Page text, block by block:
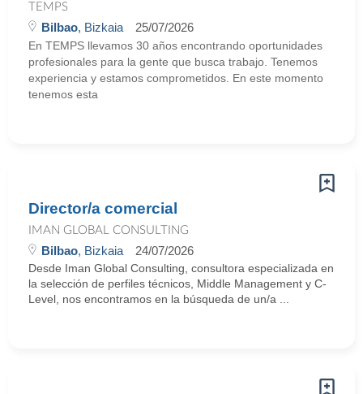
TEMPS
Bilbao, Bizkaia 25/07/2026
En TEMPS llevamos 30 años encontrando oportunidades
profesionales para la gente que busca trabajo. Tenemos
experiencia y estamos comprometidos. En este momento
tenemos esta
Director/a comercial
IMAN GLOBAL CONSULTING
Bilbao, Bizkaia 24/07/2026
Desde Iman Global Consulting, consultora especializada en
la selección de perfiles técnicos, Middle Management y C-
Level, nos encontramos en la búsqueda de un/a ...